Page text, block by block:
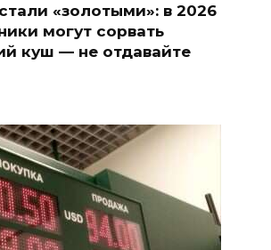
«золотыми»: в 2026
могут сорвать
куш — не отдавайте